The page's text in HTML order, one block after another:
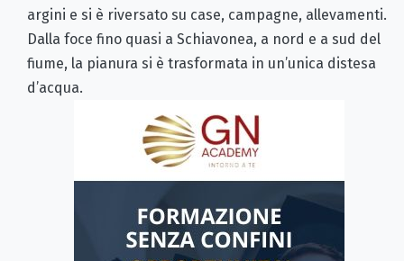
argini e si è riversato su case, campagne, allevamenti.
Dalla foce fino quasi a Schiavonea, a nord e a sud del
fiume, la pianura si è trasformata in un’unica distesa
d’acqua.